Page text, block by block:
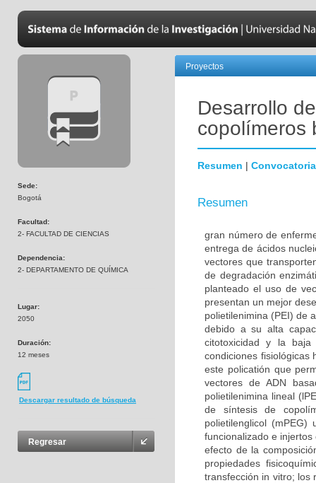
Sede:
Bogotá
Facultad:
2- FACULTAD DE CIENCIAS
Dependencia:
2- DEPARTAMENTO DE QUÍMICA
Lugar:
2050
Duración:
12 meses
Descargar resultado de búsqueda
Regresar
Proyectos
Desarrollo
copolímeros
Resumen | Convocatoria
Resumen
gran número de
entrega de ácidos
vectores que
de degradación
planteado el uso de
presentan un mejor
polietilenimina (PEI) de
debido a su alta
citotoxicidad y la
condiciones fisiológicas
este policatión que
vectores de ADN
polietilenimina lineal
de síntesis de
polietilenglicol
funcionalizado e
efecto de la
propiedades
transfección in vitro; los